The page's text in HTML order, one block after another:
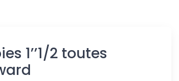
1’’1/2 toutes